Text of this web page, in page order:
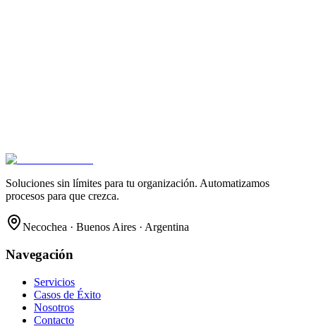
Soluciones sin límites para tu organización. Automatizamos
procesos para que crezca.
Necochea · Buenos Aires · Argentina
Navegación
Servicios
Casos de Éxito
Nosotros
Contacto